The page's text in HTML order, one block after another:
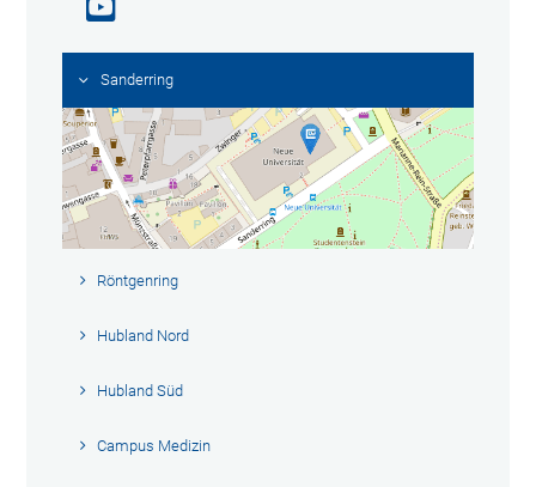
Sanderring
Röntgenring
Hubland Nord
Hubland Süd
Campus Medizin